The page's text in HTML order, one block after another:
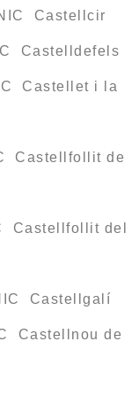
Castellcir
Castelldefels
Castellet i la
Castellfollit de
Castellfollit del
Castellgalí
Castellnou de